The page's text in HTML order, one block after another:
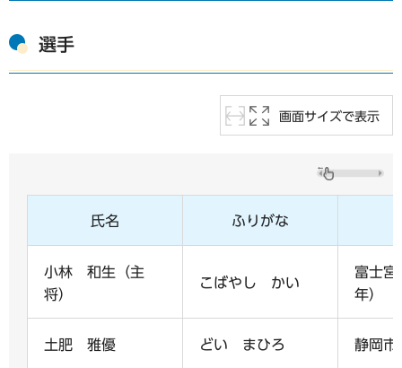
選手
画面サイズで表示
氏名 ふりがな
小林 和生（主
将）
こばやし かい
富士宮
年）
土肥 雅優 どい まひろ 静岡市